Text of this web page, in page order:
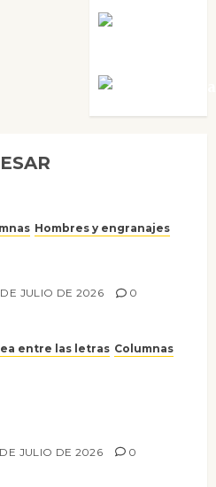
Hombres y engranajes
JULIO DE 2026 0
entre las letras Columnas
JULIO DE 2026 0